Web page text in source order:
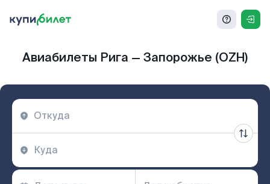
Авиабилеты Рига — Запорожье (OZH)